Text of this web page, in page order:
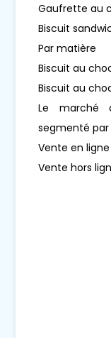
Gaufrette au
Biscuit
Par matière
Biscuit au
Biscuit au
Le marché
segmenté
Vente en ligne
Vente hors